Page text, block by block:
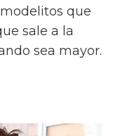
que
sale a la
sea mayor.